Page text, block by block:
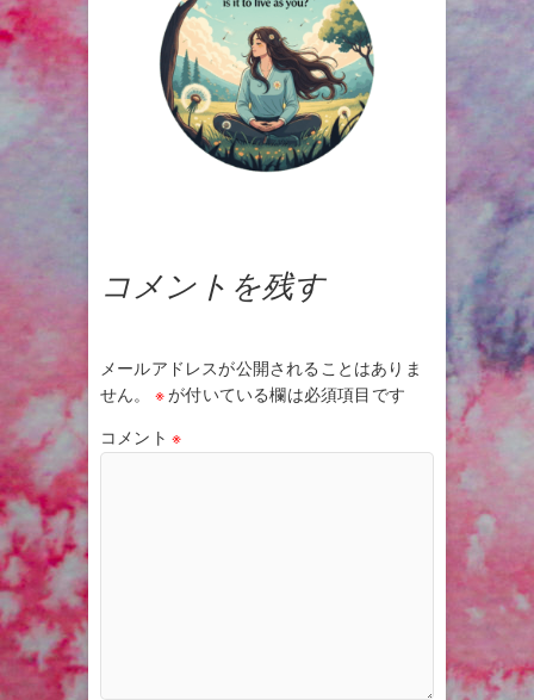
コメントを残す
メールアドレスが公開されることはありま
せん。
※が付いている欄は必須項目です
コメント ※